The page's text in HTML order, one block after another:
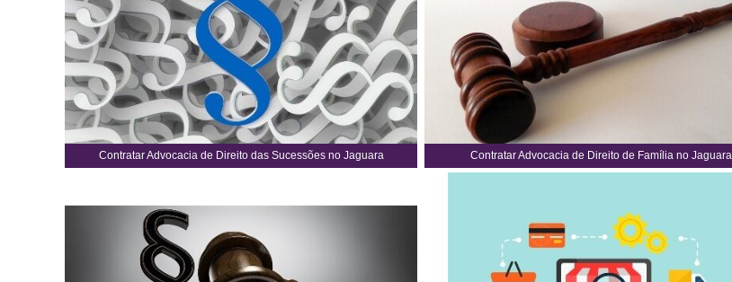
Contratar Advocacia de Direito das Sucessões no Jaguara Contratar Advocacia de Direito de Família no Jaguara